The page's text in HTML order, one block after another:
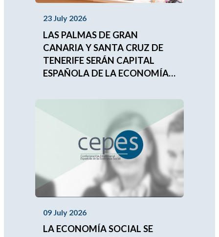
23 July 2026
LAS PALMAS DE GRAN
CANARIA Y SANTA CRUZ DE
TENERIFE SERÁN CAPITAL
ESPAÑOLA DE LA ECONOMÍA
09 July 2026
LA ECONOMÍA SOCIAL SE